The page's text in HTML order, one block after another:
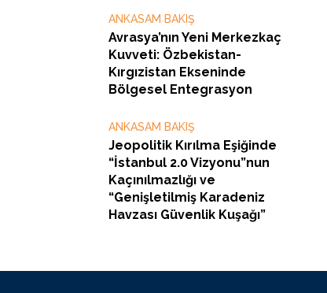
ANKASAM BAKIŞ
Avrasya’nın Yeni Merkezkaç
Kuvveti: Özbekistan-
Kırgızistan Ekseninde
Bölgesel Entegrasyon
ANKASAM BAKIŞ
Jeopolitik Kırılma Eşiğinde
“İstanbul 2.0 Vizyonu”nun
Kaçınılmazlığı ve
“Genişletilmiş Karadeniz
Havzası Güvenlik Kuşağı”